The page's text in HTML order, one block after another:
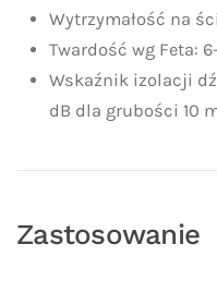
Wytrzymałość na
Twardość wg Feta:
Wskaźnik izolacji
dB dla grubości 10
Zastosowanie